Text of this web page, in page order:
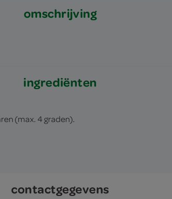
omschrijving
ingrediënten
(max. 4 graden).
contactgegevens